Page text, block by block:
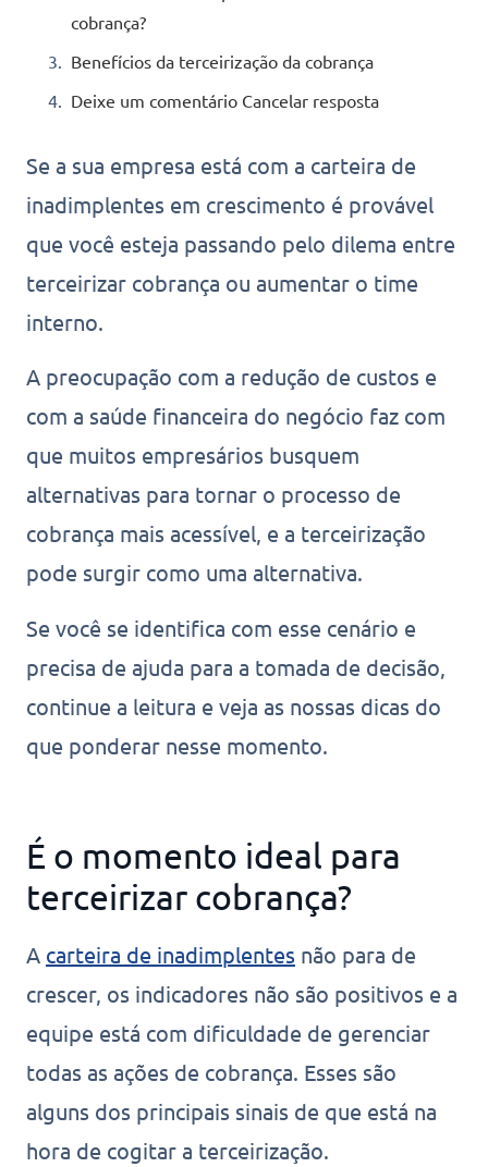
cobrança?
Benefícios da terceirização da cobrança
Deixe um comentário Cancelar resposta
Se a sua empresa está com a carteira de
inadimplentes em crescimento é provável
que você esteja passando pelo dilema entre
terceirizar cobrança ou aumentar o time
interno.
A preocupação com a redução de custos e
com a saúde financeira do negócio faz com
que muitos empresários busquem
alternativas para tornar o processo de
cobrança mais acessível, e a terceirização
pode surgir como uma alternativa.
Se você se identifica com esse cenário e
precisa de ajuda para a tomada de decisão,
continue a leitura e veja as nossas dicas do
que ponderar nesse momento.
É o momento ideal para
terceirizar cobrança?
A carteira de inadimplentes não para de
crescer, os indicadores não são positivos e a
equipe está com dificuldade de gerenciar
todas as ações de cobrança. Esses são
alguns dos principais sinais de que está na
hora de cogitar a terceirização.